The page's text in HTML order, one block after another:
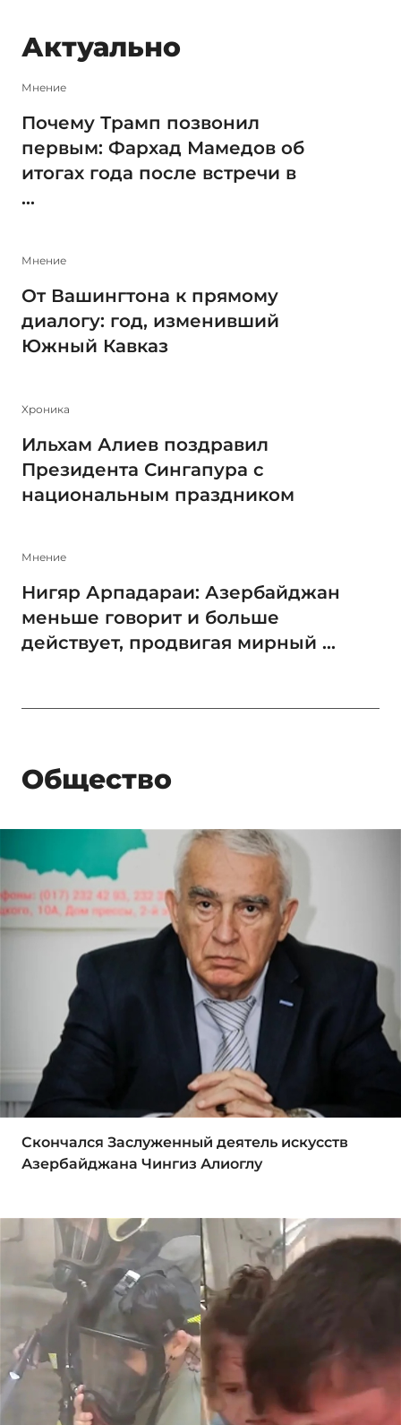
Актуально
Мнение
Почему Трамп позвонил
первым: Фархад Мамедов об
итогах года после встречи в
...
Мнение
От Вашингтона к прямому
диалогу: год, изменивший
Южный Кавказ
Xроника
Ильхам Алиев поздравил
Президента Сингапура с
национальным праздником
Мнение
Нигяр Арпадараи: Азербайджан
меньше говорит и больше
действует, продвигая мирный ...
Общество
Скончался Заслуженный деятель искусств
Азербайджана Чингиз Алиоглу